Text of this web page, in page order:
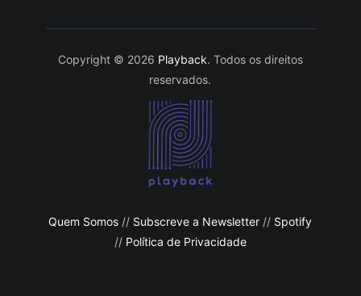
Copyright © 2026 Playback. Todos os direitos
reservados.
Quem Somos // Subscreve a Newsletter // Spotify
// Política de Privacidade